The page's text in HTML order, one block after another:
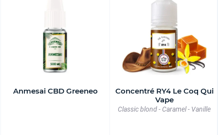
Anmesai CBD Greeneo
Concentré RY4 Le Coq Qui
Vape
Classic blond - Caramel - Vanille